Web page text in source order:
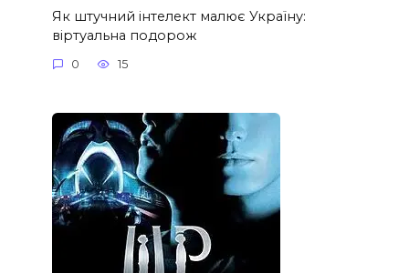
Як штучний інтелект малює Україну:
віртуальна подорож
0 15